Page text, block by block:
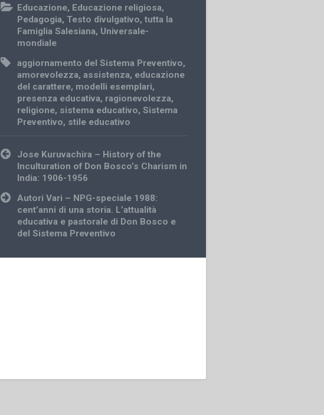
Educazione, Educazione religiosa,
Pedagogia,Testo divulgativo,tutta la
Famiglia Salesiana, Universale-
mondiale
aggiornamento del Sistema Preventivo,
amorevolezza,assistenza, educazione
del carattere, modelli esemplari,
presenza educativa, ragionevolezza,
religione, sistema educativo,Sistema
Preventivo, stile educativo
Post
navigation
Jose Kuruvachira – History of the
Inculturation of Don Bosco’s Charism in
India: 1906-1956
Autori Vari – NPG-speciale 1988:
cent’anni di una storia. L’attualità
educativa e pastorale di Don Bosco e
del Sistema Preventivo